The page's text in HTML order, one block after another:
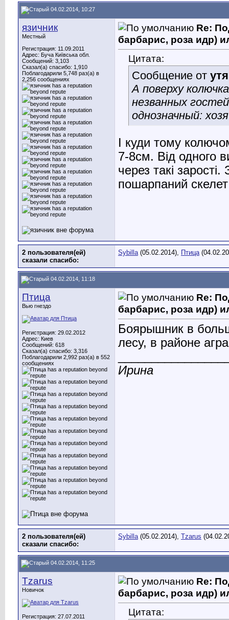
04.02.2014, 10:27
язичник
Местный
Регистрация: 11.09.2011
Адрес: Буча Київська обл.
Сообщений: 3,103
Сказал(а) спасибо: 1,910
Поблагодарили 5,748 раз(а) в
2,256 сообщениях
Re:
барбарис, роза идр)
Цитата:
Сообщение от утя
А поверху
незванных
однозначный:
І куди тому
7-8см. Від одного
через такі
пошарпаний
2 пользователя(ей)
сказали cпасибо:
Sybilla(05.02.2014), Птица
04.02.2014, 11:18
Птица
Вью гнездо
Регистрация: 29.02.2012
Адрес: Киев
Сообщений: 618
Сказал(а) спасибо: 3,316
Поблагодарили 2,992 раз(а) в 552
сообщениях
Re:
барбарис, роза идр)
Боярышник в
лесу, в районе
Ирина
2 пользователя(ей)
сказали cпасибо:
Sybilla(05.02.2014), Tzarus
04.02.2014, 11:25
Tzarus
Новичок
Регистрация: 27.07.2011
Re:
барбарис, роза идр)
Цитата: